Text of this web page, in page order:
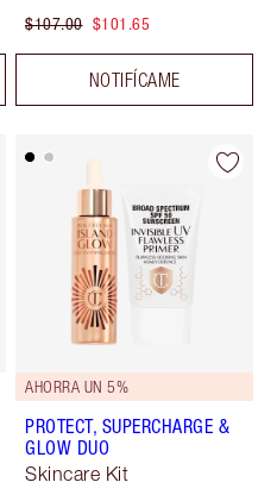
$107.00 $101.65
NOTIFÍCAME
AHORRA UN 5%
PROTECT, SUPERCHARGE &
GLOW DUO
Skincare Kit